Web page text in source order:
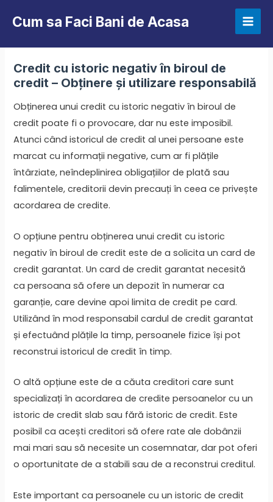
Cum sa Faci Bani de Acasa
Credit cu istoric negativ în biroul de
credit – Obținere și utilizare responsabilă
Obținerea unui credit cu istoric negativ în biroul de
credit poate fi o provocare, dar nu este imposibil.
Atunci când istoricul de credit al unei persoane este
marcat cu informații negative, cum ar fi plățile
întârziate, neîndeplinirea obligațiilor de plată sau
falimentele, creditorii devin precauți în ceea ce privește
acordarea de credite.
O opțiune pentru obținerea unui credit cu istoric
negativ în biroul de credit este de a solicita un card de
credit garantat. Un card de credit garantat necesită
ca persoana să ofere un depozit în numerar ca
garanție, care devine apoi limita de credit pe card.
Utilizând în mod responsabil cardul de credit garantat
și efectuând plățile la timp, persoanele fizice își pot
reconstrui istoricul de credit în timp.
O altă opțiune este de a căuta creditori care sunt
specializați în acordarea de credite persoanelor cu un
istoric de credit slab sau fără istoric de credit. Este
posibil ca acești creditori să ofere rate ale dobânzii
mai mari sau să necesite un cosemnatar, dar pot oferi
o oportunitate de a stabili sau de a reconstrui creditul.
Este important ca persoanele cu un istoric de credit